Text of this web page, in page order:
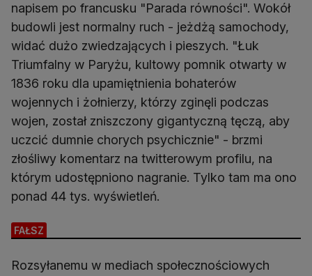
napisem po francusku "Parada równości". Wokół
budowli jest normalny ruch - jeżdżą samochody,
widać dużo zwiedzających i pieszych. "Łuk
Triumfalny w Paryżu, kultowy pomnik otwarty w
1836 roku dla upamiętnienia bohaterów
wojennych i żołnierzy, którzy zginęli podczas
wojen, został zniszczony gigantyczną tęczą, aby
uczcić dumnie chorych psychicznie" - brzmi
złośliwy komentarz na twitterowym profilu, na
którym udostępniono nagranie. Tylko tam ma ono
ponad 44 tys. wyświetleń.
FAŁSZ
Rozsyłanemu w mediach społecznościowych